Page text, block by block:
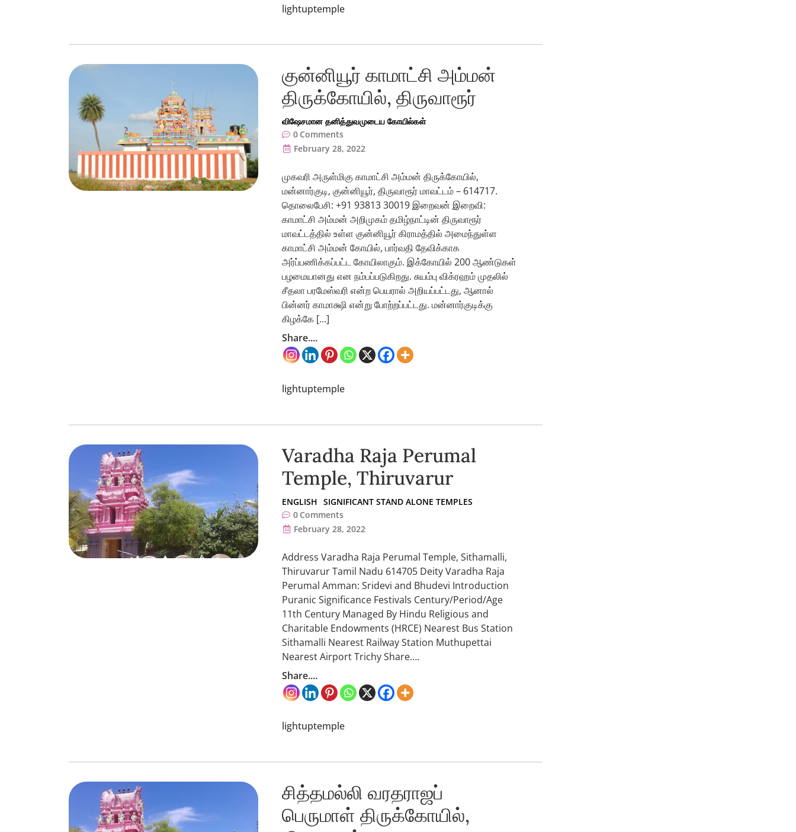
lightuptemple
குன்னியூர் காமாட்சி அம்மன்
திருக்கோயில், திருவாரூர்
விஷேசமான தனித்துவமுடைய கோயில்கள்
0 Comments
February 28, 2022
முகவரி அருள்மிகு காமாட்சி அம்மன் திருக்கோயில்,
மன்னார்குடி, குன்னியூர், திருவாரூர் மாவட்டம் – 614717.
தொலைபேசி: +91 93813 30019 இறைவன் இறைவி:
காமாட்சி அம்மன் அறிமுகம் தமிழ்நாட்டின் திருவாரூர்
மாவட்டத்தில் உள்ள குன்னியூர் கிராமத்தில் அமைந்துள்ள
காமாட்சி அம்மன் கோயில், பார்வதி தேவிக்காக
அர்ப்பணிக்கப்பட்ட கோயிலாகும். இக்கோயில் 200 ஆண்டுகள்
பழமையானது என நம்பப்படுகிறது. சுயம்பு விக்ரஹம் முதலில்
சீதலா பரமேஸ்வரி என்ற பெயரால் அறியப்பட்டது, ஆனால்
பின்னர் காமாக்ஷி என்று போற்றப்பட்டது. மன்னார்குடிக்கு
கிழக்கே […]
Share....
lightuptemple
Varadha Raja Perumal
Temple, Thiruvarur
ENGLISH SIGNIFICANT STAND ALONE TEMPLES
0 Comments
February 28, 2022
Address Varadha Raja Perumal Temple, Sithamalli,
Thiruvarur Tamil Nadu 614705 Deity Varadha Raja
Perumal Amman: Sridevi and Bhudevi Introduction
Puranic Significance Festivals Century/Period/Age
11th Century Managed By Hindu Religious and
Charitable Endowments (HRCE) Nearest Bus Station
Sithamalli Nearest Railway Station Muthupettai
Nearest Airport Trichy Share….
Share....
lightuptemple
சித்தமல்லி வரதராஜப்
பெருமாள் திருக்கோயில்,